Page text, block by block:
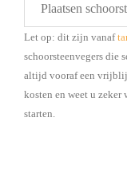
Plaatsen
Let op: dit zijn vanaf
schoorsteenvegers die
altijd vooraf een
kosten en weet u zeker
starten.